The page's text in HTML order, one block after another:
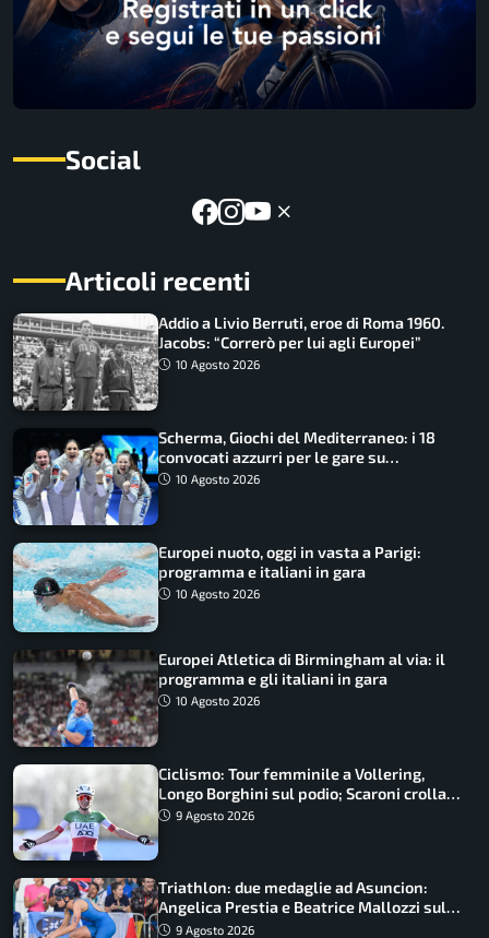
Social
Articoli recenti
Addio a Livio Berruti, eroe di Roma 1960.
Jacobs: “Correrò per lui agli Europei”
10 Agosto 2026
Scherma, Giochi del Mediterraneo: i 18
convocati azzurri per le gare su
SportFaceTV
10 Agosto 2026
Europei nuoto, oggi in vasta a Parigi:
programma e italiani in gara
10 Agosto 2026
Europei Atletica di Birmingham al via: il
programma e gli italiani in gara
10 Agosto 2026
Ciclismo: Tour femminile a Vollering,
Longo Borghini sul podio; Scaroni crolla
in Polonia
9 Agosto 2026
Triathlon: due medaglie ad Asuncion:
Angelica Prestia e Beatrice Mallozzi sul
podio
9 Agosto 2026